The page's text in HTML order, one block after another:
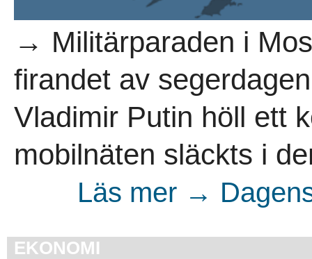
→ Militärparaden i
firandet av
Vladimir Putin höll ett
mobilnäten släckts i
Läs mer →
EKONOMI